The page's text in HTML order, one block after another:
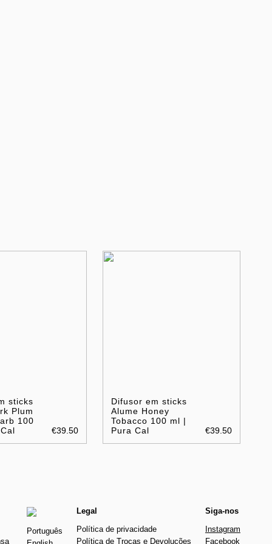
sticks
Plum
100
€39.50
Difusor em sticks
Alume Honey
Tobacco 100 ml |
Pura Cal
€39.50
Português
Legal
Política de privacidade
Política de Trocas e Devoluções
Siga-nos
Instagram
Facebook